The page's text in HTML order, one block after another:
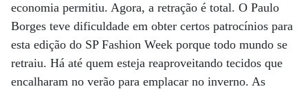
economia permitiu. Agora, a retração é total. O Paulo
Borges teve dificuldade em obter certos patrocínios para
esta edição do SP Fashion Week porque todo mundo se
retraiu. Há até quem esteja reaproveitando tecidos que
encalharam no verão para emplacar no inverno. As